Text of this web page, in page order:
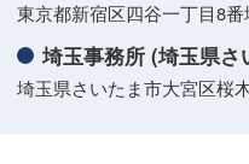
東京都新宿区四谷一丁目8
埼玉事務所 (埼玉県さ
埼玉県さいたま市大宮区桜